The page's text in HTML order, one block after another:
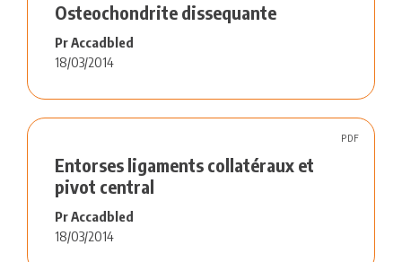
Osteochondrite dissequante
Pr Accadbled
18/03/2014
Entorses ligaments collatéraux et
pivot central
Pr Accadbled
18/03/2014
PDF